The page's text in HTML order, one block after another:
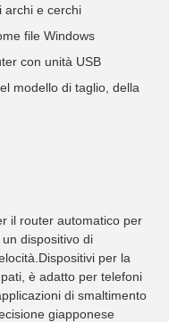
archi e cerchi
file Windows
con unità USB
modello di taglio, della
il router automatico per
dispositivo di
per la
è adatto per telefoni
di smaltimento
giapponese